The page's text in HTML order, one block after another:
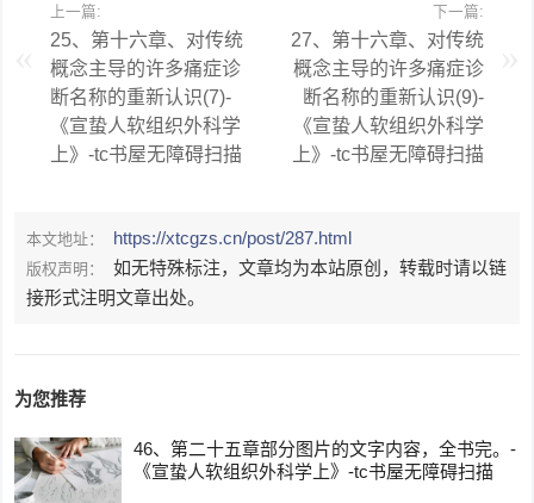
上一篇:
25、第十六章、对传统
概念主导的许多痛症诊
断名称的重新认识(7)-
《宣蛰人软组织外科学
上》-tc书屋无障碍扫描
下一篇:
27、第十六章、对传统
概念主导的许多痛症诊
断名称的重新认识(9)-
《宣蛰人软组织外科学
上》-tc书屋无障碍扫描
本文地址： https://xtcgzs.cn/post/287.html
版权声明：
如无特殊标注，文章均为本站原创，转载时请以链
接形式注明文章出处。
为您推荐
46、第二十五章部分图片的文字内容，全书完。-
《宣蛰人软组织外科学上》-tc书屋无障碍扫描